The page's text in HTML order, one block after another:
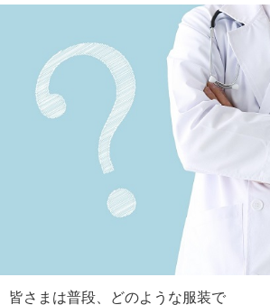
皆さまは普段、どのような服装で